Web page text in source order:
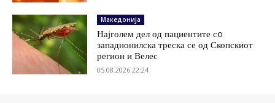
Македонија
Најголем дел од пациентите сo
западнонилска треска се од Скопскиот
регион и Велес
05.08.2026 22:24